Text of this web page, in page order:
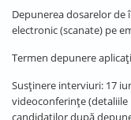
Depunerea dosarelor de
electronic (scanate) pe
Termen depunere
Susținere interviuri: 17
videoconferințe
candidaților după